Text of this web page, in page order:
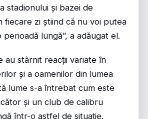
stadionului și bazei de
fiecare zi știind că nu voi putea
lungă”, a adăugat el.
au stârnit reacții variate în
și a oamenilor din lumea
lume s-a întrebat cum este
și un club de calibru
într-o astfel de situație.